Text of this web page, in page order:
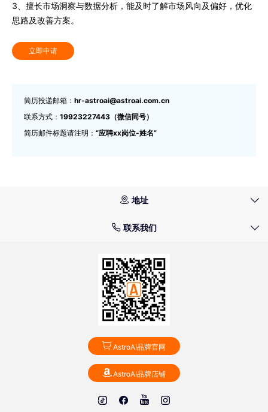
3、擅长市场洞察与数据分析，能及时了解市场风向及偏好，优化
思路及改善方案。
立即申请
简历投递邮箱： hr-astroai@astroai.com.cn
联系方式： 19923227443（微信同号）
简历邮件标题请注明： “应聘xx岗位-姓名”
地址
联系我们
AstroAI品牌官网
AstroAI品牌店铺